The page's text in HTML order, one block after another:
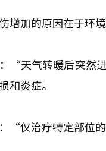
增加的原因在于环
“天气转暖后突然
和炎症。
“仅治疗特定部位